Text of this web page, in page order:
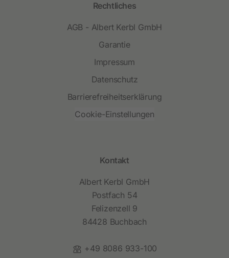
Rechtliches
AGB - Albert Kerbl GmbH
Garantie
Impressum
Datenschutz
Barrierefreiheitserklärung
Cookie-Einstellungen
Kontakt
Albert Kerbl GmbH
Postfach 54
Felizenzell 9
84428 Buchbach
Telefon:
+49 8086 933-100